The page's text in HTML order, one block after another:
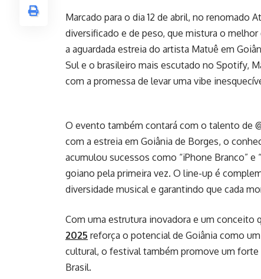
Marcado para o dia 12 de abril, no renomado
diversificado e de peso, que mistura o
a aguardada estreia do artista Matuê em
Sul e o brasileiro mais escutado no Spotify,
com a promessa de levar uma vibe
O evento também contará com o talento de
com a estreia em Goiânia de Borges, o
acumulou sucessos como “iPhone Branco”
goiano pela primeira vez. O line-up é
diversidade musical e garantindo que cada
Com uma estrutura inovadora e um conceito
2025 reforça o potencial de Goiânia como
cultural, o festival também promove um
Brasil.